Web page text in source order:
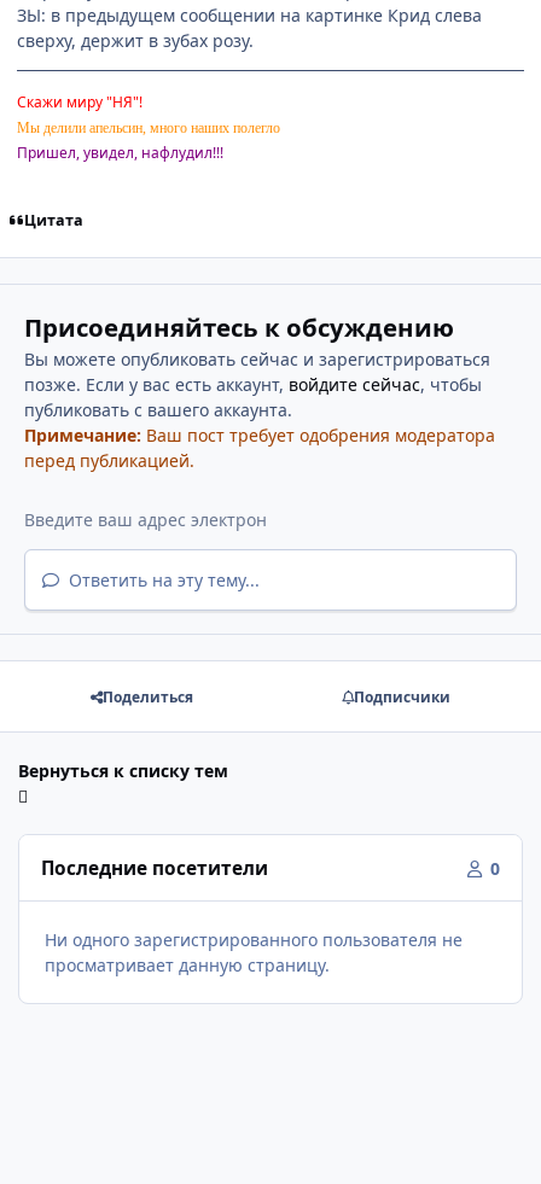
ЗЫ: в предыдущем сообщении на картинке Крид слева
сверху, держит в зубах розу.
Скажи миру "НЯ"!
Мы делили апельсин, много наших полегло
Пришел, увидел, нафлудил!!!
Цитата
Присоединяйтесь к обсуждению
Вы можете опубликовать сейчас и зарегистрироваться
позже. Если у вас есть аккаунт, войдите сейчас, чтобы
публиковать с вашего аккаунта.
Примечание: Ваш пост требует одобрения модератора
перед публикацией.
Ответить на эту тему...
Поделиться Подписчики
Вернуться к списку тем
Последние посетители 0
Ни одного зарегистрированного пользователя не
просматривает данную страницу.